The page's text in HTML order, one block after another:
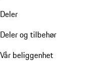
Deler
Deler og tilbehør
Vår beliggenhet